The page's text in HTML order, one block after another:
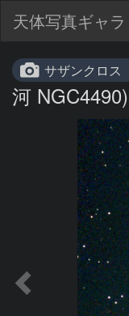
天体写真ギャ
サザンクロス
河